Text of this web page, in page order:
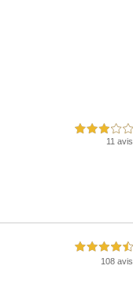
3,0 étoiles sur 5
11 avis
4,5 étoiles sur 5
108 avis